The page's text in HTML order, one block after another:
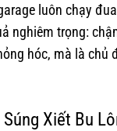
luôn chạy
nghiêm trọng:
hóc, mà là
Xiết Bu